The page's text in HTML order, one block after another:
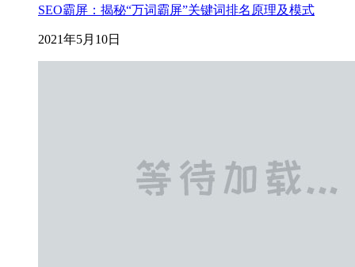
SEO霸屏：揭秘“万词霸屏”关键词排名原理及模式
2021年5月10日